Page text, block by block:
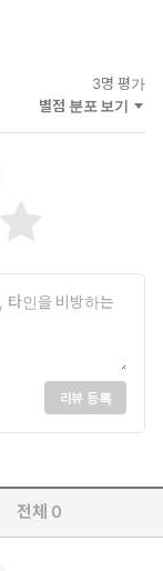
3명 평가
별점 분포 보기
리뷰 등록
전체 0